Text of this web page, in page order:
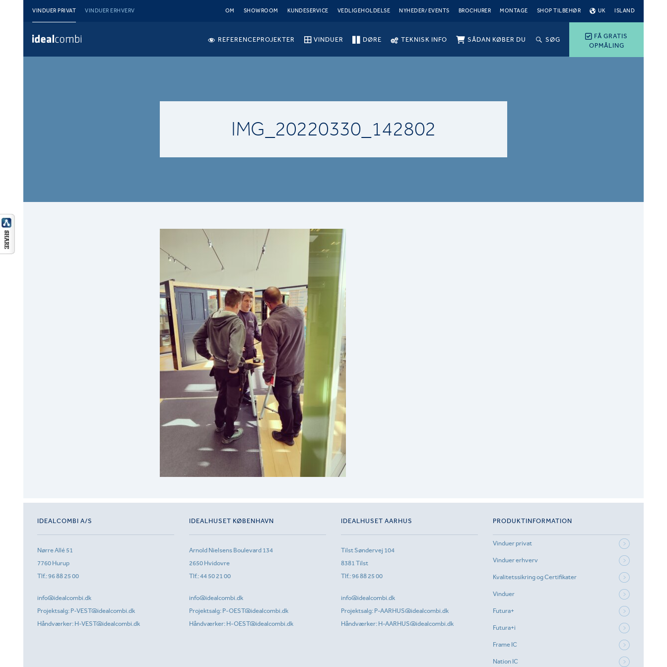
VINDUER PRIVAT VINDUER ERHVERV OM SHOWROOM KUNDESERVICE VEDLIGEHOLDELSE NYHEDER/ EVENTS BROCHURER MONTAGE SHOP TILBEHØR UK ISLAND
FÅ GRATIS
OPMÅLING
REFERENCEPROJEKTER VINDUER DØRE TEKNISK INFO SÅDAN KØBER DU SØG
IMG_20220330_142802
IDEALCOMBI A/S
Nørre Allé 51
7760 Hurup
Tlf.:96 88 25 00
info@idealcombi.dk
Projektsalg: P-VEST@idealcombi.dk
Håndværker: H-VEST@idealcombi.dk
IDEALHUSET KØBENHAVN
Arnold Nielsens Boulevard 134
2650 Hvidovre
Tlf.:44 50 21 00
info@idealcombi.dk
Projektsalg: P-OEST@idealcombi.dk
Håndværker: H-OEST@idealcombi.dk
IDEALHUSET AARHUS
Tilst Søndervej 104
8381 Tilst
Tlf.:96 88 25 00
info@idealcombi.dk
Projektsalg: P-AARHUS@idealcombi.dk
Håndværker: H-AARHUS@idealcombi.dk
PRODUKTINFORMATION
Vinduer privat
Vinduer erhverv
Kvalitetssikring og Certifikater
Vinduer
Futura+
Futura+i
Frame IC
Nation IC